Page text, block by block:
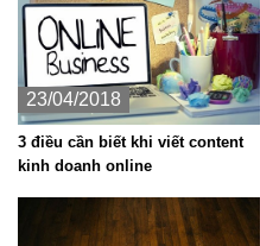
23/04/2018
3 điều cần biết khi viết content
kinh doanh online